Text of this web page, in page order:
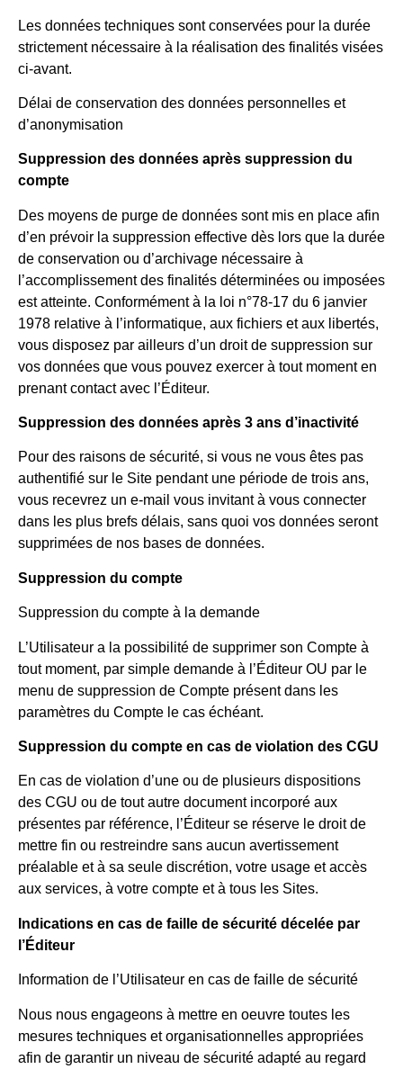
Les données techniques sont conservées pour la durée
strictement nécessaire à la réalisation des finalités visées
ci-avant.
Délai de conservation des données personnelles et
d’anonymisation
Suppression des données après suppression du
compte
Des moyens de purge de données sont mis en place afin
d’en prévoir la suppression effective dès lors que la durée
de conservation ou d’archivage nécessaire à
l’accomplissement des finalités déterminées ou imposées
est atteinte. Conformément à la loi n°78-17 du 6 janvier
1978 relative à l’informatique, aux fichiers et aux libertés,
vous disposez par ailleurs d’un droit de suppression sur
vos données que vous pouvez exercer à tout moment en
prenant contact avec l’Éditeur.
Suppression des données après 3 ans d’inactivité
Pour des raisons de sécurité, si vous ne vous êtes pas
authentifié sur le Site pendant une période de trois ans,
vous recevrez un e-mail vous invitant à vous connecter
dans les plus brefs délais, sans quoi vos données seront
supprimées de nos bases de données.
Suppression du compte
Suppression du compte à la demande
L’Utilisateur a la possibilité de supprimer son Compte à
tout moment, par simple demande à l’Éditeur OU par le
menu de suppression de Compte présent dans les
paramètres du Compte le cas échéant.
Suppression du compte en cas de violation des CGU
En cas de violation d’une ou de plusieurs dispositions
des CGU ou de tout autre document incorporé aux
présentes par référence, l’Éditeur se réserve le droit de
mettre fin ou restreindre sans aucun avertissement
préalable et à sa seule discrétion, votre usage et accès
aux services, à votre compte et à tous les Sites.
Indications en cas de faille de sécurité décelée par
l’Éditeur
Information de l’Utilisateur en cas de faille de sécurité
Nous nous engageons à mettre en oeuvre toutes les
mesures techniques et organisationnelles appropriées
afin de garantir un niveau de sécurité adapté au regard